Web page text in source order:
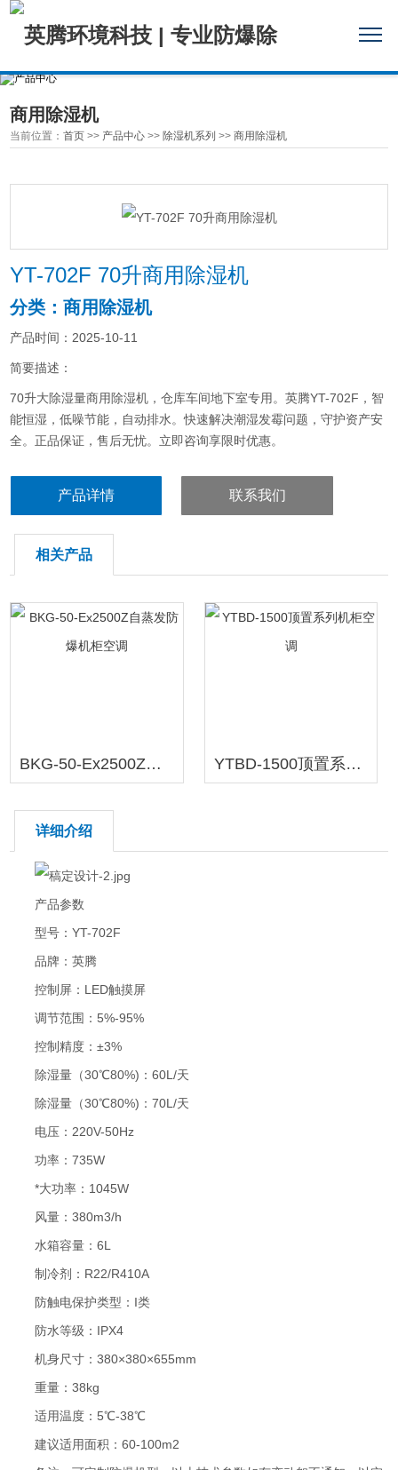
商用除湿机
当前位置：首页 >> 产品中心 >> 除湿机系列 >>商用除湿机
YT-702F 70升商用除湿机
分类：商用除湿机
产品时间：2025-10-11
简要描述：
70升大除湿量商用除湿机，仓库车间地下室专用。英腾YT-702F，智
能恒湿，低噪节能，自动排水。快速解决潮湿发霉问题，守护资产安
全。正品保证，售后无忧。立即咨询享限时优惠。
产品详情 联系我们
相关产品
BKG-50-Ex2500Z自蒸发防爆机柜空调 YTBD-1500顶置系列机柜空调
详细介绍
产品参数
型号：YT-702F
品牌：英腾
控制屏：LED触摸屏
调节范围：5%-95%
控制精度：±3%
除湿量（30℃80%)：60L/天
除湿量（30℃80%)：70L/天
电压：220V-50Hz
功率：735W
*大功率：1045W
风量：380m3/h
水箱容量：6L
制冷剂：R22/R410A
防触电保护类型：I类
防水等级：IPX4
机身尺寸：380×380×655mm
重量：38kg
适用温度：5℃-38℃
建议适用面积：60-100m2